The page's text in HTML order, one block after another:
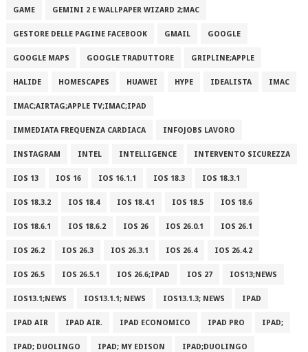
GAME GEMINI 2 E WALLPAPER WIZARD 2;MAC
GESTORE DELLE PAGINE FACEBOOK GMAIL GOOGLE
GOOGLE MAPS GOOGLE TRADUTTORE GRIPLINE;APPLE
HALIDE HOMESCAPES HUAWEI HYPE IDEALISTA IMAC
IMAC;AIRTAG;APPLE TV;IMAC;IPAD
IMMEDIATA FREQUENZA CARDIACA INFOJOBS LAVORO
INSTAGRAM INTEL INTELLIGENCE INTERVENTO SICUREZZA
IOS 13 IOS 16 IOS 16.1.1 IOS 18.3 IOS 18.3.1
IOS 18.3.2 IOS 18.4 IOS 18.4.1 IOS 18.5 IOS 18.6
IOS 18.6.1 IOS 18.6.2 IOS 26 IOS 26.0.1 IOS 26.1
IOS 26.2 IOS 26.3 IOS 26.3.1 IOS 26.4 IOS 26.4.2
IOS 26.5 IOS 26.5.1 IOS 26.6;IPAD IOS 27 IOS13;NEWS
IOS13.1;NEWS IOS13.1.1; NEWS IOS13.1.3; NEWS IPAD
IPAD AIR IPAD AIR. IPAD ECONOMICO IPAD PRO IPAD;
IPAD; DUOLINGO IPAD; MY EDISON IPAD;DUOLINGO